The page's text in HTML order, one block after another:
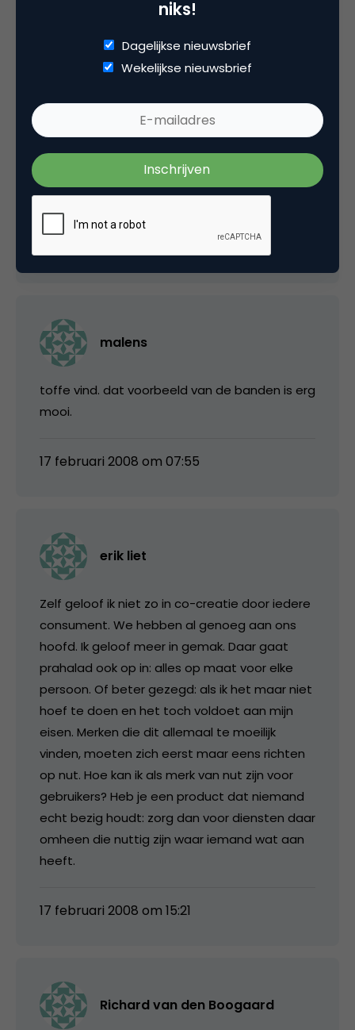
15 februari 2008 om 11:49
Raimo
Ik zie die unbundling van de waardeketen wel
gebeuren. Spannend hoor zo een
waardeketen die met “APIs” aan elkaar hangt.
malens
toffe vind. dat voorbeeld van de banden is erg
mooi.
17 februari 2008 om 07:55
erik liet
Zelf geloof ik niet zo in co-creatie door iedere
consument. We hebben al genoeg aan ons
hoofd. Ik geloof meer in gemak. Daar gaat
prahalad ook op in: alles op maat voor elke
persoon. Of beter gezegd: als ik het maar niet
hoef te doen en het toch voldoet aan mijn
eisen. Merken die dit allemaal te moeilijk
vinden, moeten zich eerst maar eens richten
op nut. Hoe kan ik als merk van nut zijn voor
gebruikers? Heb je een product dat niemand
echt bezig houdt: zorg dan voor diensten daar
omheen die nuttig zijn waar iemand wat aan
heeft.
17 februari 2008 om 15:21
Richard van den Boogaard
niks!
Dagelijkse nieuwsbrief
Wekelijkse nieuwsbrief